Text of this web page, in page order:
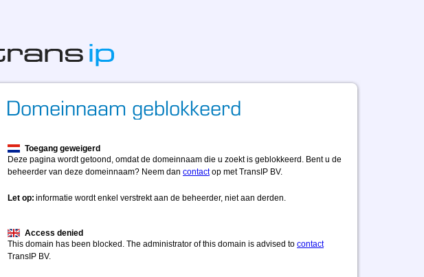
Toegang geweigerd
Deze pagina wordt getoond, omdat de domeinnaam die u zoekt is geblokkeerd. Bent u de
beheerder van deze domeinnaam? Neem dan contactop met TransIP BV.
Let op: informatie wordt enkel verstrekt aan de beheerder, niet aan derden.
Access denied
This domain has been blocked. The administrator of this domain is advised to contact
TransIP BV.